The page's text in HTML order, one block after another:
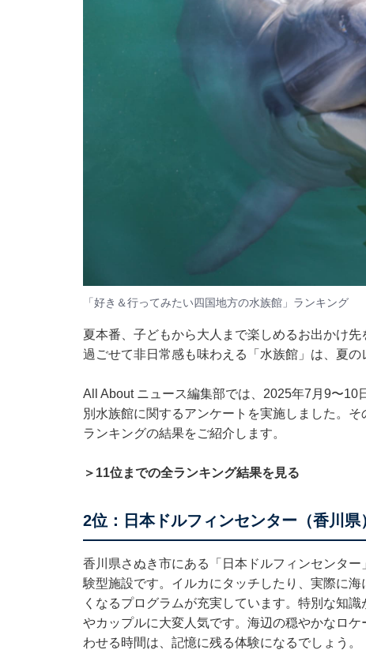
「好き＆行ってみたい四国地方の水族館」ランキング
夏本番、子どもから大人まで楽しめるお出かけ
過ごせて非日常感も味わえる「水族館」は、夏の
All About ニュース編集部では、2025年7月9〜
別水族館に関するアンケートを実施しました。
ランキングの結果をご紹介します。
＞11位までの全ランキング結果を見る
2位：日本ドルフィンセンター（香川県
香川県さぬき市にある「日本ドルフィンセンタ
験型施設です。イルカにタッチしたり、実際に
くなるプログラムが充実しています。特別な知
やカップルに大変人気です。海辺の穏やかなロ
わせる時間は、記憶に残る体験になるでしょう。